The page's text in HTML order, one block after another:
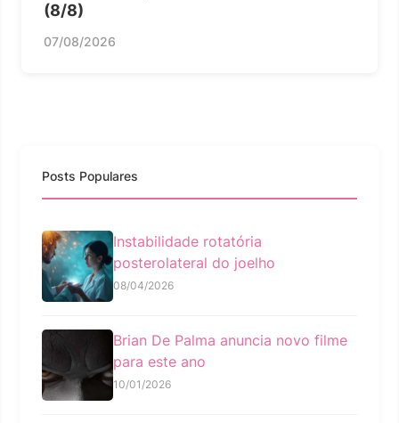
(8/8)
07/08/2026
Posts Populares
Instabilidade rotatória
posterolateral do joelho
08/04/2026
Brian De Palma anuncia novo filme
para este ano
10/01/2026